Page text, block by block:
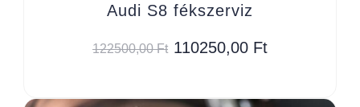
Audi S8 fékszerviz
122500,00Ft 110250,00 Ft